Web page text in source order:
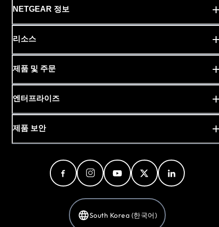
NETGEAR 정보
리소스
제품 및 주문
엔터프라이즈
제품 보안
South Korea (한국어)